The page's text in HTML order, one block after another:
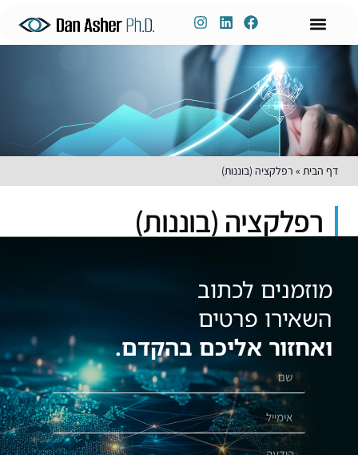
דף הבית » רפלקציה (בוננות)
רפלקציה (בוננות)
מוזמנים לכתוב
השאירו פרטים
ואחזור אליכם בהקדם.